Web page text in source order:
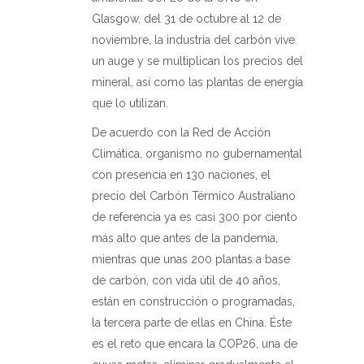
Glasgow, del 31 de octubre al 12 de
noviembre, la industria del carbón vive
un auge y se multiplican los precios del
mineral, así como las plantas de energía
que lo utilizan.
De acuerdo con la Red de Acción
Climática, organismo no gubernamental
con presencia en 130 naciones, el
precio del Carbón Térmico Australiano
de referencia ya es casi 300 por ciento
más alto que antes de la pandemia,
mientras que unas 200 plantas a base
de carbón, con vida útil de 40 años,
están en construcción o programadas,
la tercera parte de ellas en China. Éste
es el reto que encara la COP26, una de